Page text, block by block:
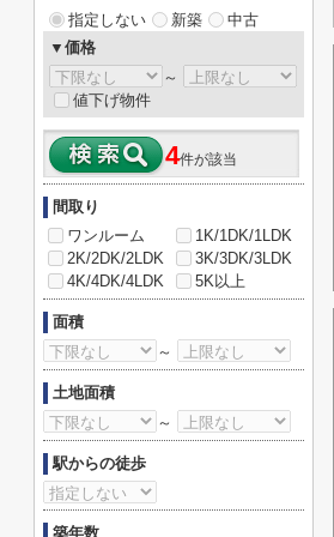
指定しない 新築
中古
▼価格
～
値下げ物件
4件が該当
間取り
ワンルーム
1K/1DK/1LDK
2K/2DK/2LDK
3K/3DK/3LDK
4K/4DK/4LDK
5K以上
面積
～
土地面積
～
駅からの徒歩
築年数